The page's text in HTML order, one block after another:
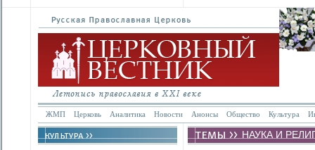
ЖМП Церковь Аналитика Новости Анонсы Общество Культура
НАУКА И